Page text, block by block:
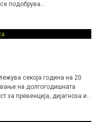
подобрува…
секоја година на 20
на долгогодишната
за превенција, дијагноза и